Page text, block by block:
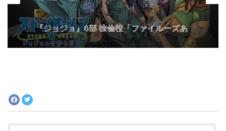
『ジョジョ』6部 徐倫役「ファイルーズあ
い」とは｜徐倫に憧れて声優になったエピ
ソードも